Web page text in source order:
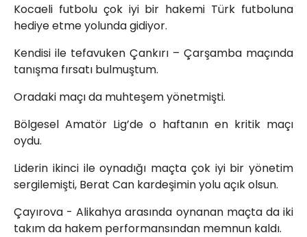
Kocaeli futbolu çok iyi bir hakemi Türk futboluna
hediye etme yolunda gidiyor.
Kendisi ile tefavuken Çankırı – Çarşamba maçında
tanışma fırsatı bulmuştum.
Oradaki maçı da muhteşem yönetmişti.
Bölgesel Amatör Lig’de o haftanın en kritik maçı
oydu.
Liderin ikinci ile oynadığı maçta çok iyi bir yönetim
sergilemişti, Berat Can kardeşimin yolu açık olsun.
Çayırova - Alikahya arasında oynanan maçta da iki
takım da hakem performansından memnun kaldı.